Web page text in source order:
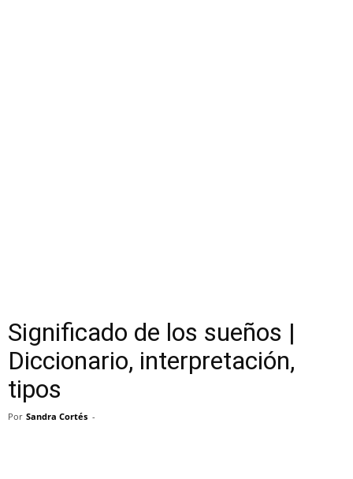
Significado de los sueños |
Diccionario, interpretación,
tipos
Por Sandra Cortés -